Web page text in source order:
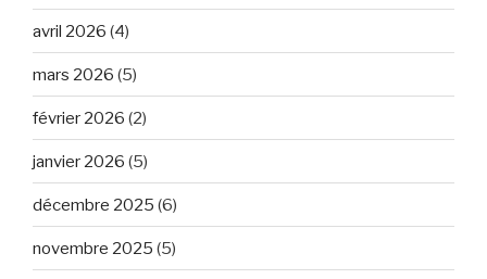
avril 2026 (4)
mars 2026 (5)
février 2026 (2)
janvier 2026 (5)
décembre 2025 (6)
novembre 2025 (5)